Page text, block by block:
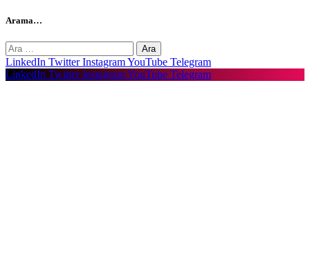
Arama…
Arama:
LinkedIn Twitter InstagramYouTube Telegram
LinkedIn Twitter InstagramYouTube Telegram